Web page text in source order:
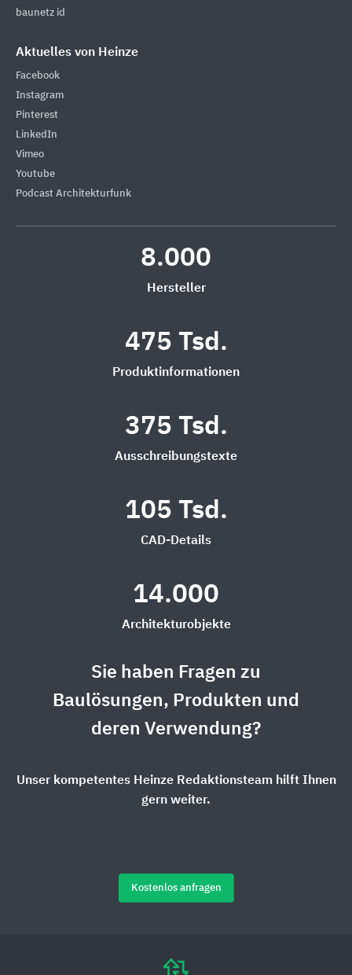
baunetz id
Aktuelles von Heinze
Facebook
Instagram
Pinterest
LinkedIn
Vimeo
Youtube
Podcast Architekturfunk
8.000
Hersteller
475 Tsd.
Produktinformationen
375 Tsd.
Ausschreibungstexte
105 Tsd.
CAD-Details
14.000
Architekturobjekte
Sie haben Fragen zu
Baulösungen, Produkten und
deren Verwendung?
Unser kompetentes Heinze Redaktionsteam hilft Ihnen
gern weiter.
Kostenlos anfragen